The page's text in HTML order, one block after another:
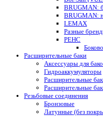
BRUGMAN:
BRUGMAN:
LEMAX
Разные
РЕНС
Расширительные баки
Аксессуары для
Гидроаккумуляторы
Расширительные
Расширительные
Резьбовые соединения
Бронзовые
Латунные (без